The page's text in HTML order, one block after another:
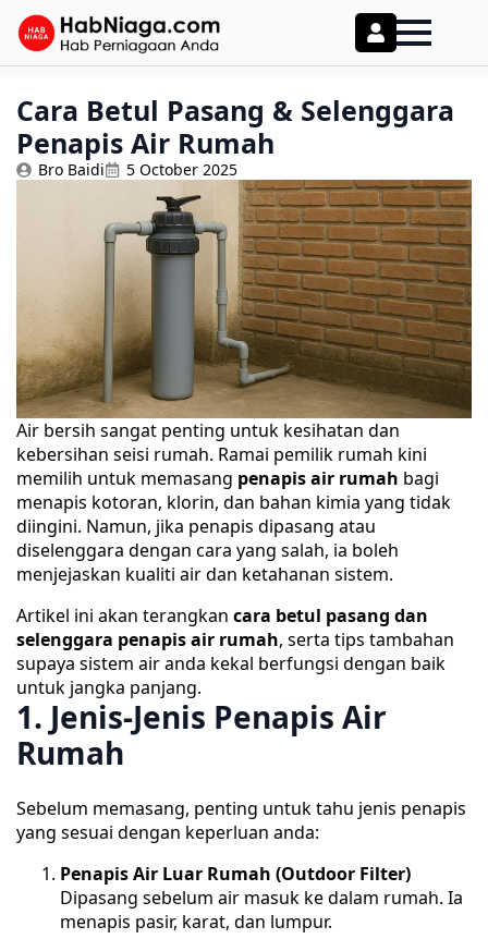
Cara Betul Pasang & Selenggara
Penapis Air Rumah
Bro Baidi 5 October 2025
Air bersih sangat penting untuk kesihatan dan
kebersihan seisi rumah. Ramai pemilik rumah kini
memilih untuk memasang penapis air rumah bagi
menapis kotoran, klorin, dan bahan kimia yang tidak
diingini. Namun, jika penapis dipasang atau
diselenggara dengan cara yang salah, ia boleh
menjejaskan kualiti air dan ketahanan sistem.
Artikel ini akan terangkan cara betul pasang dan
selenggara penapis air rumah, serta tips tambahan
supaya sistem air anda kekal berfungsi dengan baik
untuk jangka panjang.
1. Jenis-Jenis Penapis Air
Rumah
Sebelum memasang, penting untuk tahu jenis penapis
yang sesuai dengan keperluan anda:
Penapis Air Luar Rumah (Outdoor Filter)
Dipasang sebelum air masuk ke dalam rumah. Ia
menapis pasir, karat, dan lumpur.